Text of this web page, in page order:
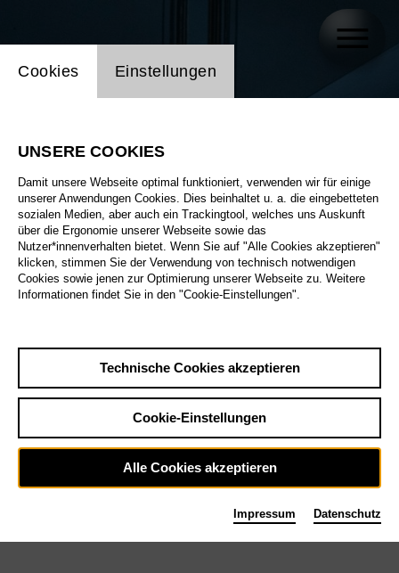
©2024, Marcus Lieberenz
Einstellung Website Cookie
Cookies Einstellungen
UNSERE COOKIES
Damit unsere Webseite optimal funktioniert, verwenden wir für einige
unserer Anwendungen Cookies. Dies beinhaltet u. a. die eingebetteten
sozialen Medien, aber auch ein Trackingtool, welches uns Auskunft
über die Ergonomie unserer Webseite sowie das
Nutzer*innenverhalten bietet. Wenn Sie auf "Alle Cookies akzeptieren"
klicken, stimmen Sie der Verwendung von technisch notwendigen
Cookies sowie jenen zur Optimierung unserer Webseite zu. Weitere
Informationen findet Sie in den "Cookie-Einstellungen".
Technische Cookies akzeptieren
Cookie-Einstellungen
Alle Cookies akzeptieren
Impressum Datenschutz